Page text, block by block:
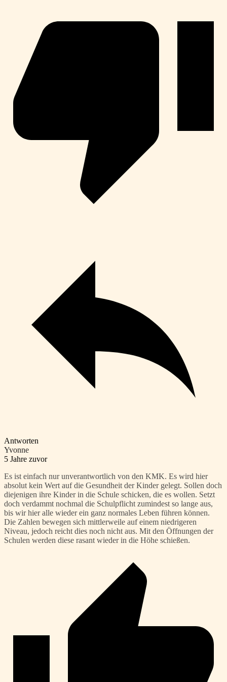
Antworten
Yvonne
5 Jahre zuvor
Es ist einfach nur unverantwortlich von den KMK. Es wird hier
absolut kein Wert auf die Gesundheit der Kinder gelegt. Sollen doch
diejenigen ihre Kinder in die Schule schicken, die es wollen. Setzt
doch verdammt nochmal die Schulpflicht zumindest so lange aus,
bis wir hier alle wieder ein ganz normales Leben führen können.
Die Zahlen bewegen sich mittlerweile auf einem niedrigeren
Niveau, jedoch reicht dies noch nicht aus. Mit den Öffnungen der
Schulen werden diese rasant wieder in die Höhe schießen.